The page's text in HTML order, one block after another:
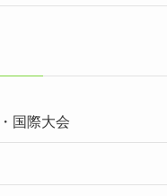
国際大会